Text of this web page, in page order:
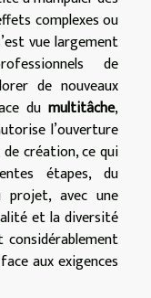
complexes ou
vue largement
de
de nouveaux
du multitâche,
l’ouverture
création, ce qui
étapes, du
avec une
et la diversité
aux exigences